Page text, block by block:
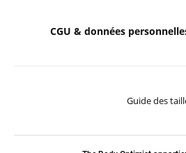
CGU & données
Guide des